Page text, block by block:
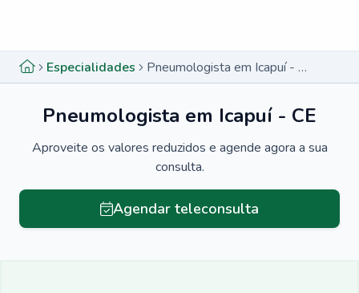
Especialidades Pneumologista em Icapuí - CE
Pneumologista em Icapuí - CE
Aproveite os valores reduzidos e agende agora a sua
consulta.
Agendar teleconsulta